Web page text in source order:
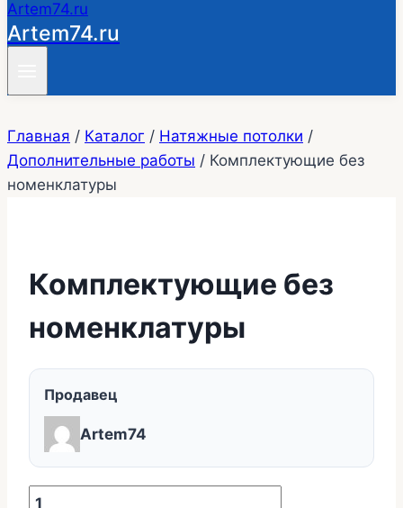
Artem74.ru
Главная / Каталог / Натяжные потолки /
Дополнительные работы / Комплектующие без
номенклатуры
Комплектующие без
номенклатуры
Продавец
Artem74
Количество